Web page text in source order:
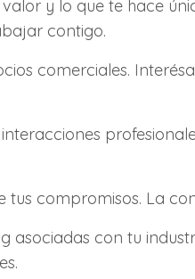
y lo que te hace
contigo.
comerciales.
tus compromisos. La
asociadas con tu